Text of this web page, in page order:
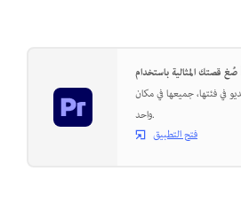
في فئتها، جميعها في مكان
واحد.
فتح التطبيق